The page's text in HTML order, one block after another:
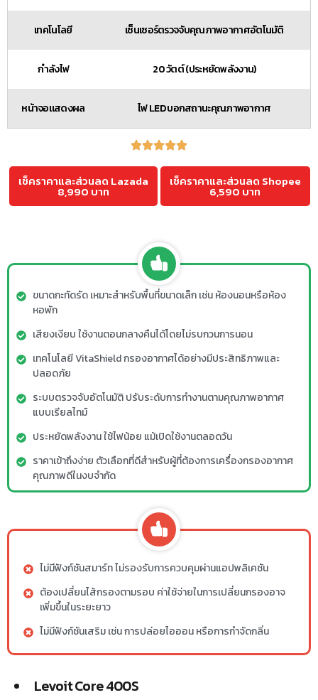
เทคโนโลยี เซ็นเซอร์ตรวจจับคุณภาพอากาศอัตโนมัติ
กำลังไฟ 20 วัตต์ (ประหยัดพลังงาน)
หน้าจอแสดงผล ไฟ LED บอกสถานะคุณภาพอากาศ
เช็คราคาและส่วนลด Lazada
8,990 บาท
เช็คราคาและส่วนลด Shopee
6,590 บาท
ขนาดกะทัดรัด เหมาะสำหรับพื้นที่ขนาดเล็ก เช่น ห้องนอนหรือห้อง
หอพัก
เสียงเงียบ ใช้งานตอนกลางคืนได้โดยไม่รบกวนการนอน
เทคโนโลยี VitaShield กรองอากาศได้อย่างมีประสิทธิภาพและ
ปลอดภัย
ระบบตรวจจับอัตโนมัติ ปรับระดับการทำงานตามคุณภาพอากาศ
แบบเรียลไทม์
ประหยัดพลังงาน ใช้ไฟน้อย แม้เปิดใช้งานตลอดวัน
ราคาเข้าถึงง่าย ตัวเลือกที่ดีสำหรับผู้ที่ต้องการเครื่องกรองอากาศ
คุณภาพดีในงบจำกัด
ไม่มีฟังก์ชันสมาร์ท ไม่รองรับการควบคุมผ่านแอปพลิเคชัน
ต้องเปลี่ยนไส้กรองตามรอบ ค่าใช้จ่ายในการเปลี่ยนกรองอาจ
เพิ่มขึ้นในระยะยาว
ไม่มีฟังก์ชันเสริม เช่น การปล่อยไอออน หรือการกำจัดกลิ่น
Levoit Core 400S